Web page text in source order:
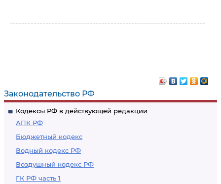
Законодательство РФ
Кодексы РФ в действующей редакции
АПК РФ
Бюджетный кодекс
Водный кодекс РФ
Воздушный кодекс РФ
ГК РФ часть 1
------------------------------------------------------------------